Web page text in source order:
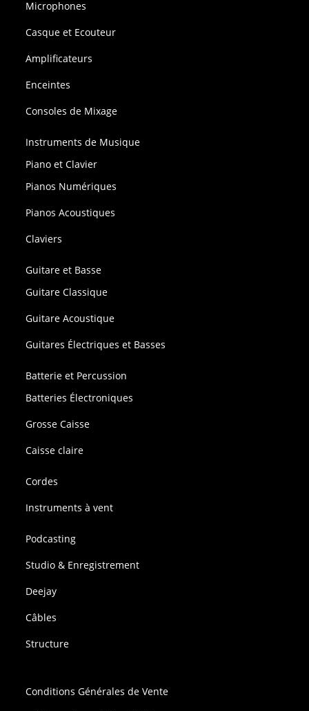
Microphones
Casque et Ecouteur
Amplificateurs
Enceintes
Consoles de Mixage
Instruments de Musique
Piano et Clavier
Pianos Numériques
Pianos Acoustiques
Claviers
Guitare et Basse
Guitare Classique
Guitare Acoustique
Guitares Électriques et Basses
Batterie et Percussion
Batteries Électroniques
Grosse Caisse
Caisse claire
Cordes
Instruments à vent
Podcasting
Studio & Enregistrement
Deejay
Câbles
Structure
Conditions Générales de Vente